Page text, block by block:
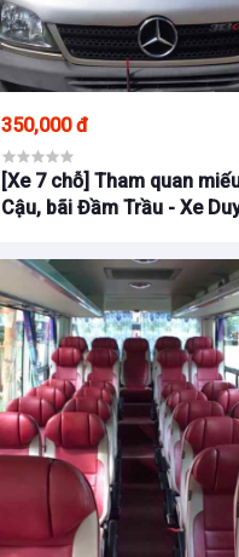
350,000 đ
[Xe 7 chỗ] Tham quan
Cậu, bãi Đầm Trầu - Xe